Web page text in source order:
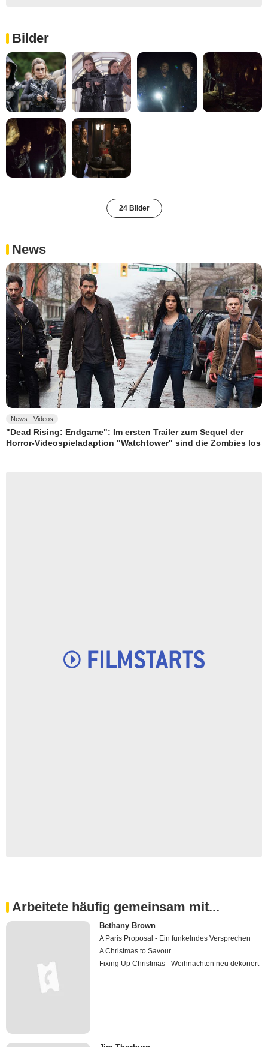
Bilder
24 Bilder
News
News - Videos
"Dead Rising: Endgame": Im ersten Trailer zum Sequel der
Horror-Videospieladaption "Watchtower" sind die Zombies los
Arbeitete häufig gemeinsam mit...
Bethany Brown
A Paris Proposal - Ein funkelndes Versprechen
A Christmas to Savour
Fixing Up Christmas - Weihnachten neu dekoriert